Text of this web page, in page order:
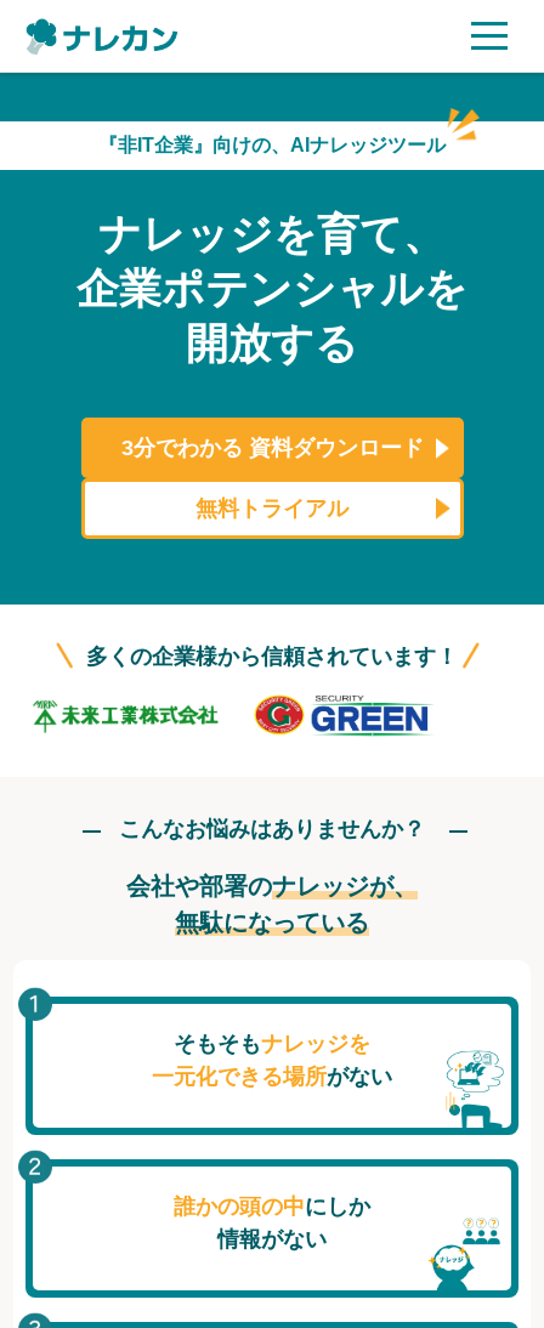
AI機能
ご利用企業様の声
セキュリティ
よくある質問
資料ダウンロード
ログイン
『非IT企業』向けの、AIナレッジツール
ナレッジを育て、
企業ポテンシャルを
開放する
3分でわかる 資料ダウンロード
無料トライアル
多くの企業様から信頼されています！
こんなお悩みはありませんか？
会社や部署のナレッジが、
無駄になっている
そもそもナレッジを
一元化できる場所がない
誰かの頭の中にしか
情報がない